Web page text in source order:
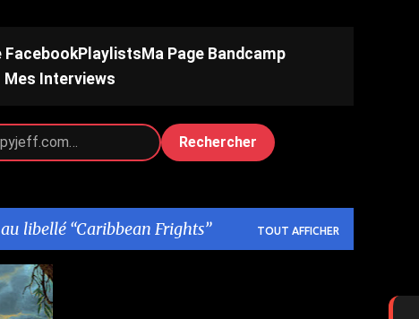
FacebookPlaylists Ma Page Bandcamp
Mes Interviews
Rechercher
libellé Caribbean Frights TOUT AFFICHER
+1